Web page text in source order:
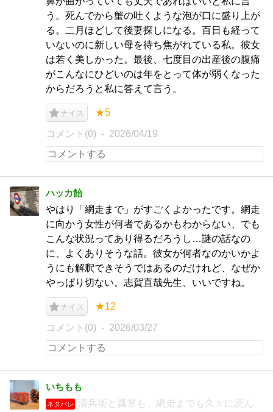
う。死んでから蟹の吐くような泡が口に盛り上が
る。二月ほどして後妻探しになる。百日も経って
いないのに新しい母を待ち焦がれている私。彼女
は若く美しかった。最後、七度目の出産後の腹痛
がこんなにひどいのは年をとって体が弱くなった
からだろうと私に答えて言う。
ナイス ★5
コメント(0) 2026/04/19
ハッカ飴
やはり「網走まで」がすごくよかったです。網走
に向かう女性が何者であるかもわからない、でも
こんな状況ってあり得るだろうし…謎の話なの
に、よくありそうな話。彼女が何者なのかいかよ
うにも解釈できそうではあるのだけれど、なぜか
やっぱり切ない。志賀直哉先生、いいですね。
ナイス ★12
コメント(0) 2026/03/27
いちもも
ネタバレ
清兵衛と瓢箪も、網走までも久々に読ん